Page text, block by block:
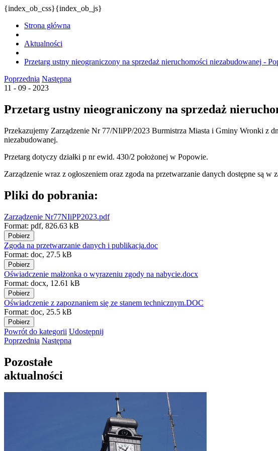
{index_ob_css}{index_ob_js}
Strona główna
Aktualności
Przetarg ustny nieograniczony na sprzedaż nieruchomości niezabudowanej -
Poprzednia Następna
11 - 09 - 2023
Przetarg ustny nieograniczony na sprzedaż
Przekazujemy Zarządzenie Nr 77/NIiPP/2023 Burmistrza Miasta i Gminy Wronki z
niezabudowanej.
Przetarg dotyczy działki p nr ewid. 430/2 położonej w Popowie.
Zarządzenie wraz z ogłoszeniem oraz zgoda na przetwarzanie danych dostępne są w
Pliki do pobrania:
Zarządzenie Nr77NIiPP2023.pdf
Format: pdf, 826.63 kB
Pobierz
Zgoda na przetwarzanie danych i publikacja.doc
Format: doc, 27.5 kB
Pobierz
Oświadczenie małżonka o wyrazeniu zgody na nabycie.docx
Format: docx, 12.61 kB
Pobierz
Oświadczenie z zapoznaniem się ze stanem technicznym.DOC
Format: doc, 25.5 kB
Pobierz
Powrót do kategorii Udostępnij
Poprzednia Następna
Pozostałe
aktualności